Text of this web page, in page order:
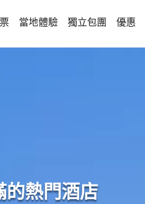
當地體驗 獨立包團 優惠
的熱門酒店